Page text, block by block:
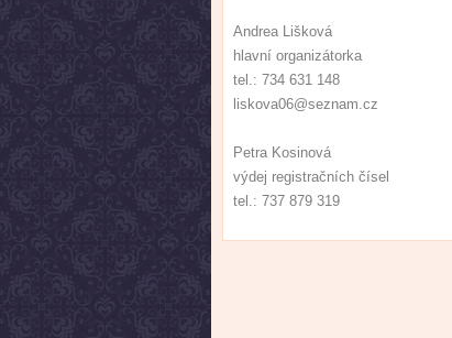
Andrea Lišková
hlavní organizátorka
tel.: 734 631 148
liskova06@seznam.cz
Petra Kosinová
výdej registračních čísel
tel.: 737 879 319